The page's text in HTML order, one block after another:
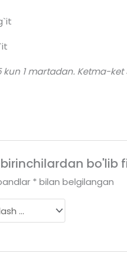
kun 1 martadan. Ketma-
birinchilardan bo'lib
* bilan belgilangan